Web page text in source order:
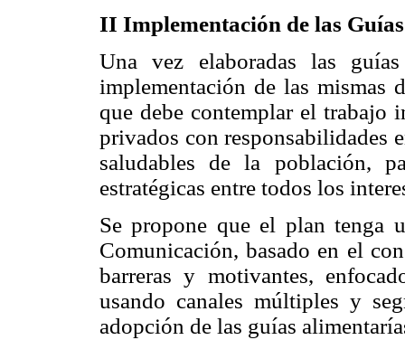
II Implementación de las
Una vez elaboradas las
implementación de las mismas
que debe contemplar el trabajo
privados con responsabilidades
saludables de la población,
estratégicas entre todos los
Se propone que el plan tenga
Comunicación, basado en el
barreras y motivantes,
usando canales múltiples y
adopción de las guías